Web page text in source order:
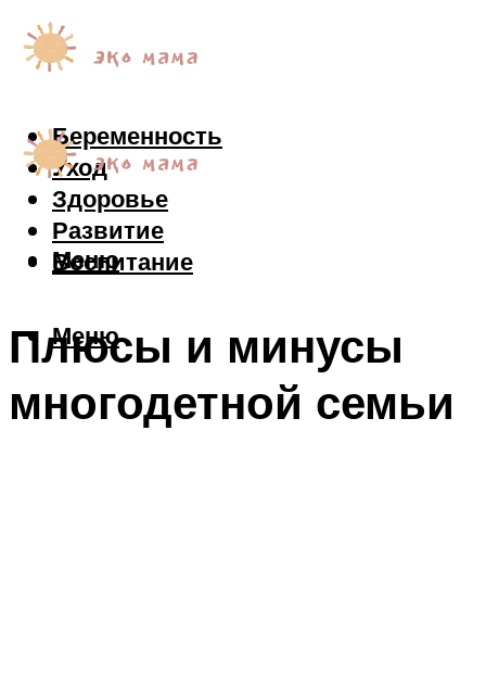
Беременность
Уход
Здоровье
Развитие
Воспитание
Меню
Меню
Плюсы и минусы
многодетной семьи